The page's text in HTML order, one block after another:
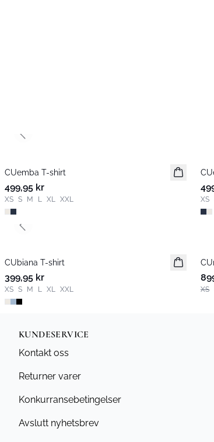
Nyhet
CUemba T-shirt
499,95 kr
XS S M L XL XXL XS
Previous slide
Nyhet
CUbiana T-shirt
399,95 kr
XS S M L XL XXL XS
Previous slide
KUNDESERVICE
Kontakt oss
Returner varer
Konkurransebetingelser
Avslutt nyhetsbrev